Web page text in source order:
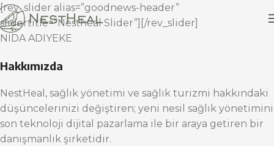
[rev_slider alias=”goodnews-header”
slidertitle=”Nestheal Slider”][/rev_slider]
NİDA ADIYEKE
Hakkımızda
NestHeal, sağlık yönetimi ve sağlık turizmi hakkındaki
düşüncelerinizi değiştiren; yeni nesil sağlık yönetimini
son teknoloji dijital pazarlama ile bir araya getiren bir
danışmanlık şirketidir.